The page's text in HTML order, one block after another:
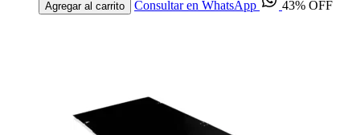
Agregar al carrito Consultar en WhatsApp 43% OFF